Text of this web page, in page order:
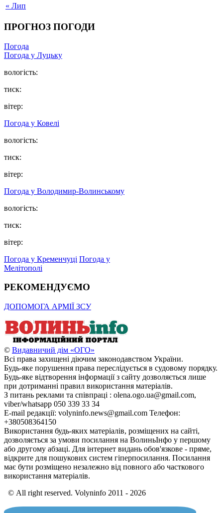
« Лип
ПРОГНОЗ ПОГОДИ
Погода
Погода у Луцьку
вологість:
тиск:
вітер:
Погода у Ковелі
вологість:
тиск:
вітер:
Погода у Володимир-Волинському
вологість:
тиск:
вітер:
Погода у Кременчуці Погода у
Мелітополі
РЕКОМЕНДУЄМО
ДОПОМОГА АРМІЇ ЗСУ
© Видавничий дім «ОГО»
Всі права захищені діючим законодавством України.
Будь-яке порушення права переслідується в судовому порядку.
Будь-яке відтворення інформації з сайту дозволяється лише
при дотриманні правил використання матеріалів.
З питань реклами та співпраці : olena.ogo.ua@gmail.com,
viber/whatsapp 050 339 33 34
E-mail редакції: volyninfo.news@gmail.com Телефон:
+380508364150
Використання будь-яких матеріалів, розміщених на сайті,
дозволяється за умови посилання на ВолиньІнфо у першому
або другому абзаці. Для інтернет видань обов'язкове - пряме,
відкрите для пошукових систем гіперпосилання. Посилання
має бути розміщено незалежно від повного або часткового
використання матеріалів.
© All right reserved. Volyninfo 2011 - 2026